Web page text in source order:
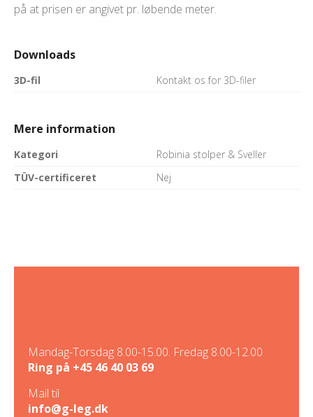
på at prisen er angivet pr. løbende meter.
Downloads
3D-fil Kontakt os for 3D-filer
Mere information
Kategori
Robinia stolper & Sveller
TÜV-certificeret
Nej
Mandag-Torsdag 8.00-15.00. Fredag 8.00-12.00
Ring på +45 46 40 03 69
Mail til
info@g-leg.dk